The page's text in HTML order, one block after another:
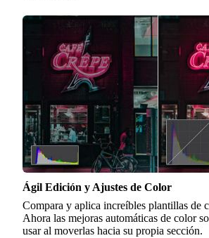
Ágil Edición y Ajustes de Color
Compara y aplica increíbles plantillas de
Ahora las mejoras automáticas de color
usar al moverlas hacia su propia sección.